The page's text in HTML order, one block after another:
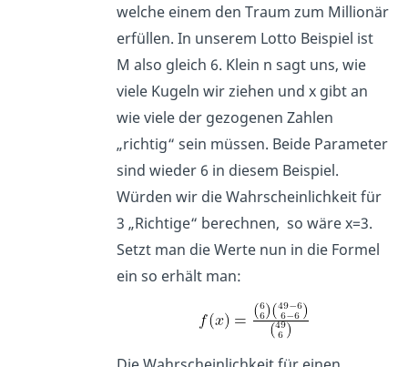
welche einem den Traum zum Millionär
erfüllen. In unserem Lotto Beispiel ist
M also gleich 6. Klein n sagt uns, wie
viele Kugeln wir ziehen und x gibt an
wie viele der gezogenen Zahlen
„richtig“ sein müssen. Beide Parameter
sind wieder 6 in diesem Beispiel.
Würden wir die Wahrscheinlichkeit für
3 „Richtige“ berechnen, so wäre x=3.
Setzt man die Werte nun in die Formel
ein so erhält man: